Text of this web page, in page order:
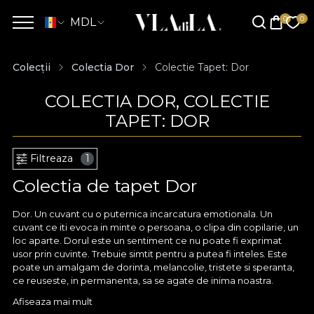
MDL
Colecții Colectia Dor Colectie Tapet: Dor
COLECTIA DOR, COLECTIE
TAPET: DOR
Filtreaza 1
Colectia de tapet Dor
Dor. Un cuvant cu o puternica incarcatura emotionala. Un
cuvant ce iti evoca in minte o persoana, o clipa din copilarie, un
loc aparte. Dorul este un sentiment ce nu poate fi exprimat
usor prin cuvinte. Trebuie simtit pentru a putea fi inteles. Este
poate un amalgam de dorinta, melancolie, tristete si speranta,
ce reuseste, in permanenta, sa se agate de inima noastra.
insine. Dorul de tara noastra – pentru cei aparati de alte granite.
Afiseaza mai mult